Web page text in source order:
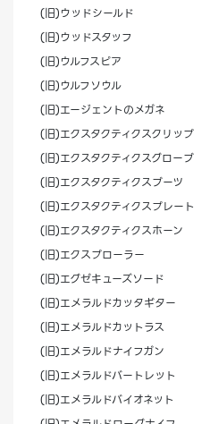
(旧)ウッドシールド
(旧)ウッドスタッフ
(旧)ウルフスピア
(旧)ウルフソウル
(旧)エージェントのメガネ
(旧)エクスタクティクスクリップ
(旧)エクスタクティクスグローブ
(旧)エクスタクティクスブーツ
(旧)エクスタクティクスプレート
(旧)エクスタクティクスホーン
(旧)エクスプローラー
(旧)エグゼキューズソード
(旧)エメラルドカッタギター
(旧)エメラルドカットラス
(旧)エメラルドナイフガン
(旧)エメラルドバートレット
(旧)エメラルドバイオネット